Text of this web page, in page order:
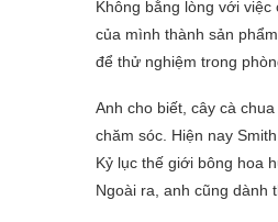
Không bằng lòng với
của mình thành sản
để thử nghiệm trong
Anh cho biết, cây cà
chăm sóc. Hiện nay
Kỷ lục thế giới bông hoa
Ngoài ra, anh cũng dành